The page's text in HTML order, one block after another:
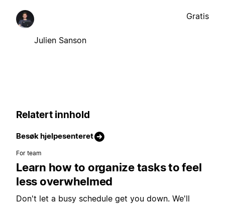
Julien Sanson
Gratis
Relatert innhold
Besøk hjelpesenteret
For team
Learn how to organize tasks to feel
less overwhelmed
Don't let a busy schedule get you down. We'll